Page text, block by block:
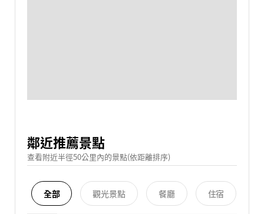
鄰近推薦景點
查看附近半徑50公里內的景點(依距離排序)
全部 觀光景點 餐廳 住宿